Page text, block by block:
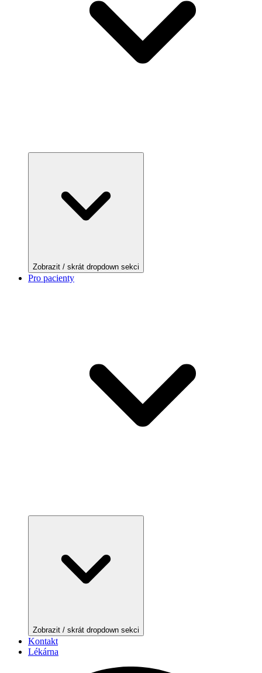
Zobrazit / skrát dropdown sekci
Pro pacienty
Zobrazit / skrát dropdown sekci
Kontakt
Lékárna